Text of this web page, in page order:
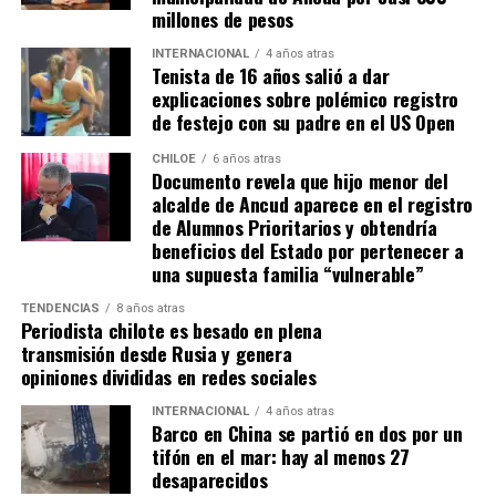
que una llegada a Santiago, un arribo a la cura de su hijo
Actualmente, Gómez se encuentra en Santiago
realizando trámites y participando como invitada en
distintos medios de comunicación. Aunque aún no tiene
una fecha exacta para su viaje a Estados Unidos, donde
se administra el medicamento, indicó que esperan
realizarlo «a mediados de junio».
Cabe destacar que, pese a que se logró reunir el dinero y,
por ende, la meta se cumplió, continúan circulando por
redes sociales, eventos a beneficios de Tomás Ross.
¿Como ayudar?
Instagram, Dante_contra_duchenne
Fernando Jara (padre)
19.968.680-1
Banco Falabella, cuenta corriente
millones de pesos
INTERNACIONAL 4 años atras
Tenista de 16 años salió a dar
explicaciones sobre polémico registro
de festejo con su padre en el US Open
CHILOE 6 años atras
Documento revela que hijo menor del
alcalde de Ancud aparece en el registro
de Alumnos Prioritarios y obtendría
beneficios del Estado por pertenecer a
una supuesta familia “vulnerable”
TENDENCIAS 8 años atras
Periodista chilote es besado en plena
transmisión desde Rusia y genera
opiniones divididas en redes sociales
INTERNACIONAL 4 años atras
Barco en China se partió en dos por un
tifón en el mar: hay al menos 27
desaparecidos